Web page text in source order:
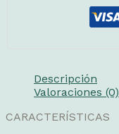
Descripción
Valoraciones (0)
CARACTERÍSTICAS